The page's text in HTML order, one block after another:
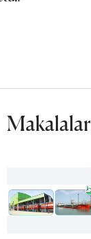
Makalalar